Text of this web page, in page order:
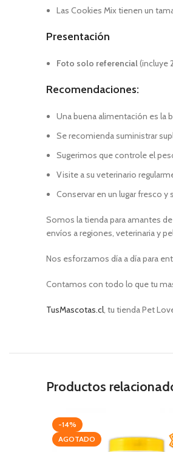
Las Cookies Mix tienen un
Presentación
Foto solo referencial(incluye
Recomendaciones:
Una buena alimentación es la
Se recomienda suministrar
Sugerimos que controle el
Visite a su veterinario
Conservar en un lugar fresco y
Somos la tienda para amantes
envíos a regiones, veterinaria y
Nos esforzamos día a día para
Contamos con todo lo que tu
TusMascotas.cl, tu tienda Pet
Productos
-14%
AGOTADO